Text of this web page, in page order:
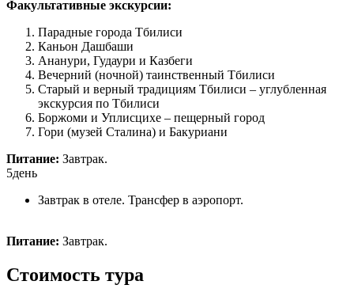
Факультативные экскурсии:
Парадные города Тбилиси
Каньон Дашбаши
Ананури, Гудаури и Казбеги
Вечерний (ночной) таинственный Тбилиси
Старый и верный традициям Тбилиси – углубленная
экскурсия по Тбилиси
Боржоми и Уплисцихе – пещерный город
Гори (музей Сталина) и Бакуриани
Питание: Завтрак.
5день
Завтрак в отеле. Трансфер в аэропорт.
Питание: Завтрак.
Стоимость тура